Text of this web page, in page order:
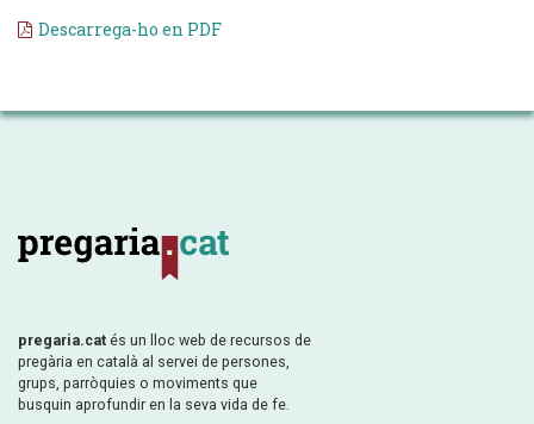
Descarrega-ho en PDF
pregaria.cat és un lloc web de recursos de
pregària en català al servei de persones,
grups, parròquies o moviments que
busquin aprofundir en la seva vida de fe.